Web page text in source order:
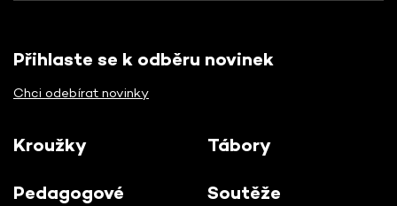
Přihlaste se k odběru novinek
Chci odebírat novinky
Kroužky
Pedagogové
Tábory
Soutěže